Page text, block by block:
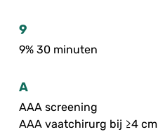
9
9% 30 minuten
A
AAA screening
AAA vaatchirurg bij ≥4 cm